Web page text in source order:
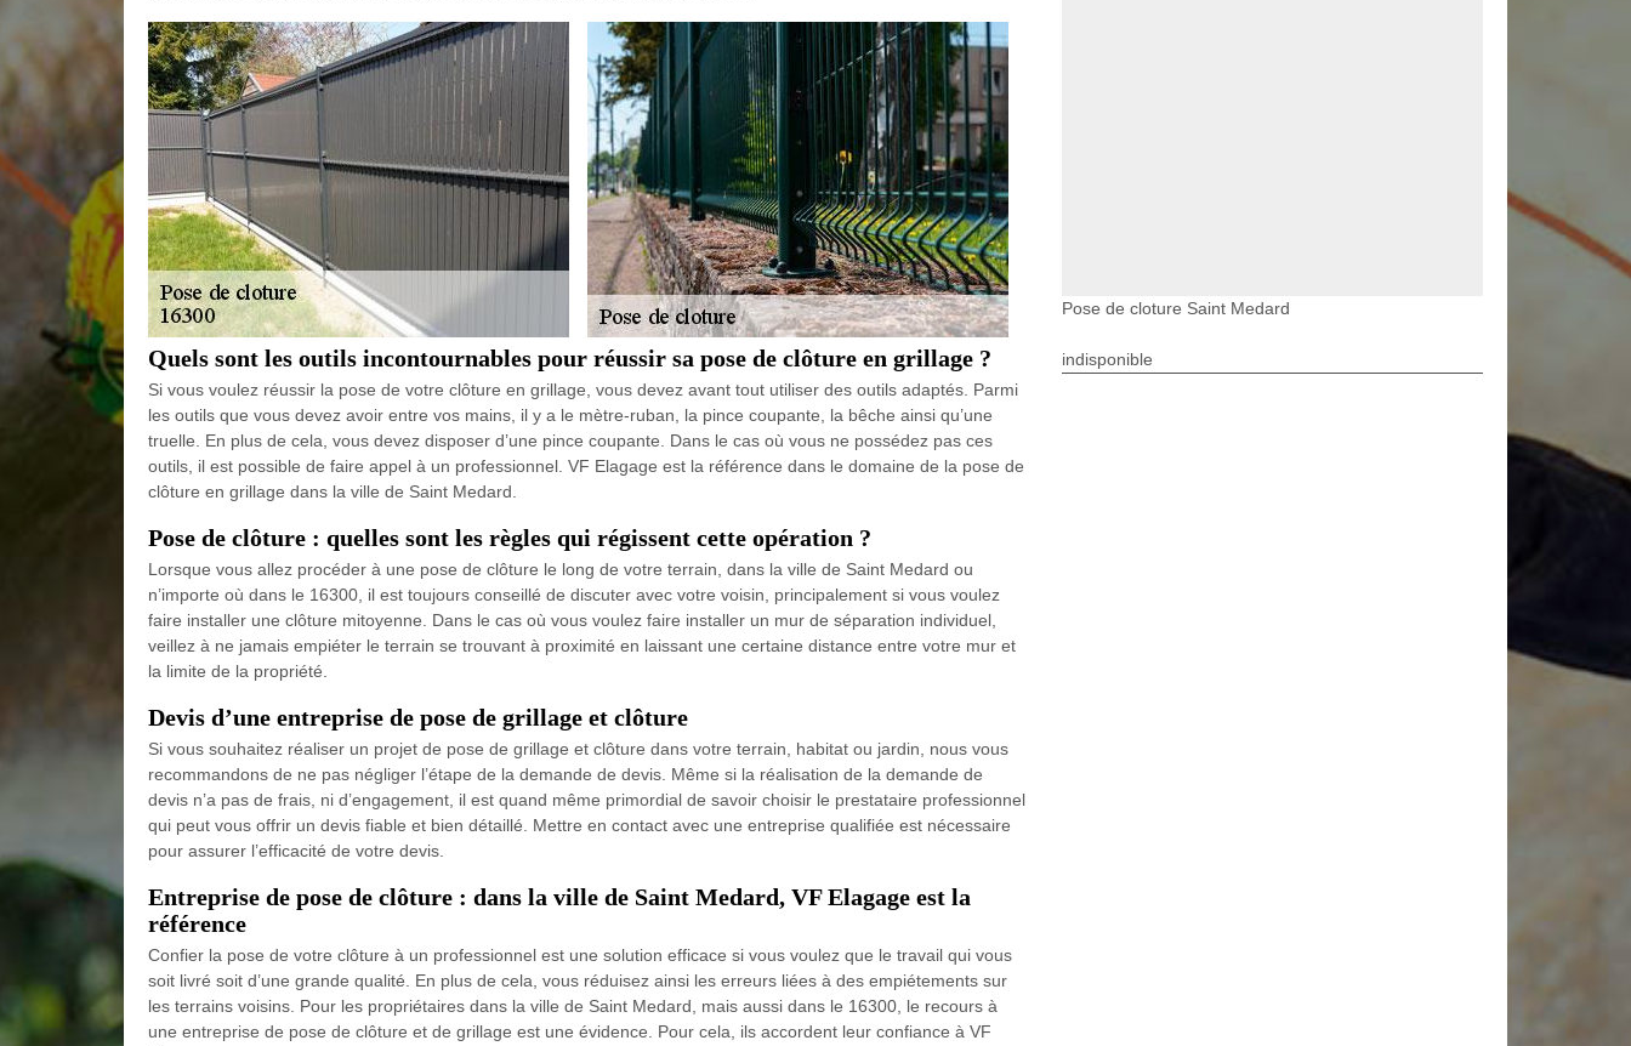
Quels sont les outils incontournables pour réussir sa pose de clôture en grillage ?
Si vous voulez réussir la pose de votre clôture en grillage, vous devez avant tout utiliser des outils adaptés. Parmi
les outils que vous devez avoir entre vos mains, il y a le mètre-ruban, la pince coupante, la bêche ainsi qu’une
truelle. En plus de cela, vous devez disposer d’une pince coupante. Dans le cas où vous ne possédez pas ces
outils, il est possible de faire appel à un professionnel. VF Elagage est la référence dans le domaine de la pose de
clôture en grillage dans la ville de Saint Medard.
Pose de clôture : quelles sont les règles qui régissent cette opération ?
Lorsque vous allez procéder à une pose de clôture le long de votre terrain, dans la ville de Saint Medard ou
n’importe où dans le 16300, il est toujours conseillé de discuter avec votre voisin, principalement si vous voulez
faire installer une clôture mitoyenne. Dans le cas où vous voulez faire installer un mur de séparation individuel,
veillez à ne jamais empiéter le terrain se trouvant à proximité en laissant une certaine distance entre votre mur et
la limite de la propriété.
Devis d’une entreprise de pose de grillage et clôture
Si vous souhaitez réaliser un projet de pose de grillage et clôture dans votre terrain, habitat ou jardin, nous vous
recommandons de ne pas négliger l’étape de la demande de devis. Même si la réalisation de la demande de
devis n’a pas de frais, ni d’engagement, il est quand même primordial de savoir choisir le prestataire professionnel
qui peut vous offrir un devis fiable et bien détaillé. Mettre en contact avec une entreprise qualifiée est nécessaire
pour assurer l’efficacité de votre devis.
Entreprise de pose de clôture : dans la ville de Saint Medard, VF Elagage est la
référence
Confier la pose de votre clôture à un professionnel est une solution efficace si vous voulez que le travail qui vous
soit livré soit d’une grande qualité. En plus de cela, vous réduisez ainsi les erreurs liées à des empiétements sur
les terrains voisins. Pour les propriétaires dans la ville de Saint Medard, mais aussi dans le 16300, le recours à
une entreprise de pose de clôture et de grillage est une évidence. Pour cela, ils accordent leur confiance à VF
Pose de cloture Saint Medard
indisponible